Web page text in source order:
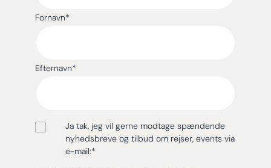
Fornavn*
Efternavn*
Ja tak, jeg vil gerne modtage spændende
nyhedsbreve og tilbud om rejser, events via
e-mail:*